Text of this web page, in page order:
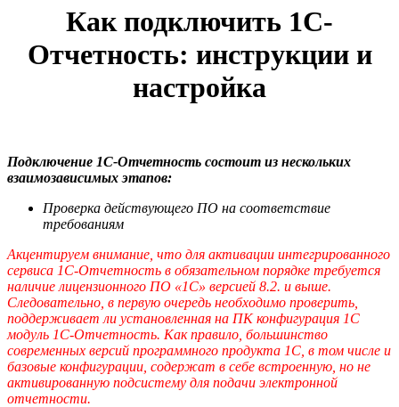
Как подключить 1С-
Отчетность: инструкции и
настройка
Подключение 1С-Отчетность состоит из нескольких
взаимозависимых этапов:
Проверка действующего ПО на соответствие
требованиям
Акцентируем внимание, что для активации интегрированного
сервиса 1С-Отчетность в обязательном порядке требуется
наличие лицензионного ПО «1С» версией 8.2. и выше.
Следовательно, в первую очередь необходимо проверить,
поддерживает ли установленная на ПК конфигурация 1С
модуль 1С-Отчетность. Как правило, большинство
современных версий программного продукта 1С, в том числе и
базовые конфигурации, содержат в себе встроенную, но не
активированную подсистему для подачи электронной
отчетности.